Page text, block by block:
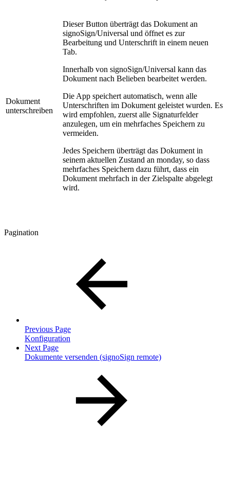
Dokument
unterschreiben
Dieser Button überträgt das Dokument an
signoSign/Universal und öffnet es zur
Bearbeitung und Unterschrift in einem neuen
Tab.
Innerhalb von signoSign/Universal kann das
Dokument nach Belieben bearbeitet werden.
Die App speichert automatisch, wenn alle
Unterschriften im Dokument geleistet wurden. Es
wird empfohlen, zuerst alle Signaturfelder
anzulegen, um ein mehrfaches Speichern zu
vermeiden.
Jedes Speichern überträgt das Dokument in
seinem aktuellen Zustand an monday, so dass
mehrfaches Speichern dazu führt, dass ein
Dokument mehrfach in der Zielspalte abgelegt
wird.
Pagination
Previous Page
Konfiguration
Next Page
Dokumente versenden (signoSign remote)